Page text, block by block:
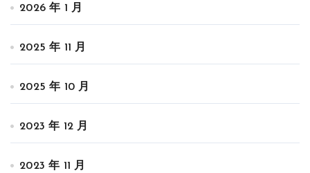
2026 年 1 月
2025 年 11 月
2025 年 10 月
2023 年 12 月
2023 年 11 月